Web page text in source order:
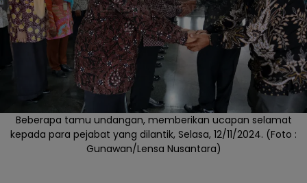
Beberapa tamu undangan, memberikan ucapan selamat
kepada para pejabat yang dilantik, Selasa, 12/11/2024. (Foto :
Gunawan/Lensa Nusantara)